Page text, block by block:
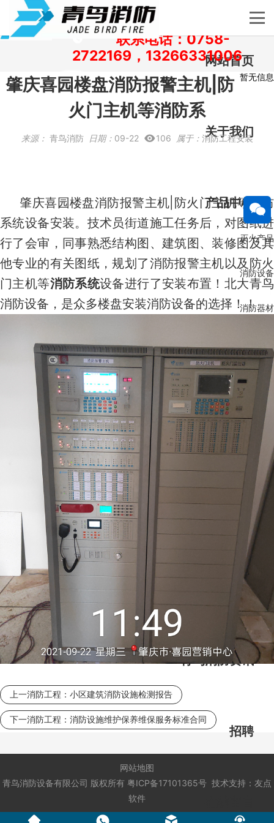
网站首页
关于我们
产品中心
灭火产品
消防设备
消防器材
微型消防站
智慧消防
早期吸气报警
消防工程安装
消防维修保养
青鸟消防资讯
招聘
欢迎访问肇庆青鸟消防设备_消防主机销售_消防工
程安装_消防维修保养厂家售后服务。
联系电话：0758-
2722169，13266331006
暂无信息
肇庆喜园楼盘消防报警主机|防
火门主机等消防系
来源： 青鸟消防 日期： 09-22 106 属于： 消防工程安装
肇庆喜园楼盘消防报警主机|防火门主机等 消防
系统设备安装。技术员街道施工任务后，对图纸进
行了会审，同事熟悉结构图、建筑图、装修图及其
他专业的有关图纸，规划了消防报警主机以及防火
门主机等消防系统设备进行了安装布置！ 北大青鸟
消防设备，是众多楼盘安装消防设备的选择！！
上一消防工程： 小区建筑消防设施检测报告
下一消防工程： 消防设施维护保养维保服务标准合同
网站地图
青鸟消防设备有限公司 版权所有 粤ICP备17101365号 技术支持： 友点
软件